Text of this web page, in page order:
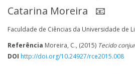
Catarina Moreira 📧
Faculdade de Ciências da Universidade de
Referência Moreira, C., (2015) Tecido
DOI http://doi.org/10.24927/rce2015.008